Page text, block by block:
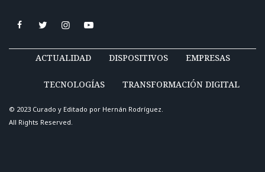
ACTUALIDAD DISPOSITIVOS EMPRESAS
TECNOLOGÍAS TRANSFORMACIÓN DIGITAL
© 2023 Curado y Editado por Hernán Rodríguez.
All Rights Reserved.